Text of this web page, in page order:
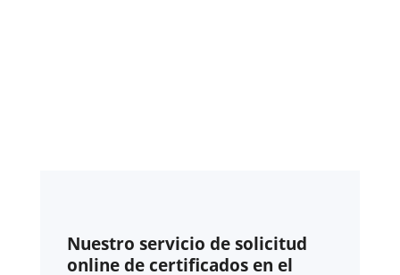
Nuestro servicio de solicitud
online de certificados en el